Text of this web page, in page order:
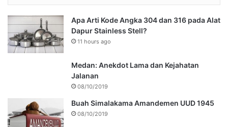
Apa Arti Kode Angka 304 dan 316 pada Alat
Dapur Stainless Stell?
11 hours ago
Medan: Anekdot Lama dan Kejahatan
Jalanan
08/10/2019
Buah Simalakama Amandemen UUD 1945
08/10/2019